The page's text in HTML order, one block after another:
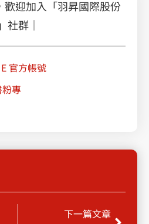
迎加入「羽昇國際股份
社群｜
官方帳號
專
下一篇文章Next